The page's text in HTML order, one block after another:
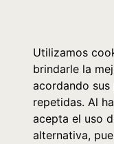
Utilizamos
brindarle la
acordando
repetidas. Al
acepta el uso
alternativa,